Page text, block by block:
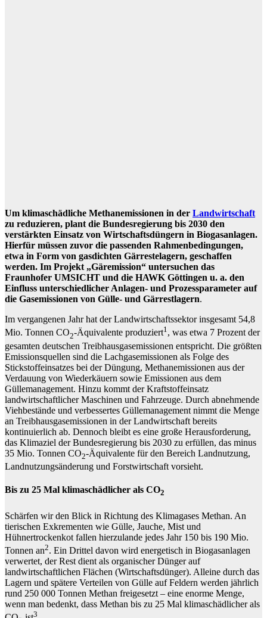
Um klimaschädliche Methanemissionen in der Landwirtschaft
zu reduzieren, plant die Bundesregierung bis 2030 den
verstärkten Einsatz von Wirtschaftsdüngern in Biogasanlagen.
Hierfür müssen zuvor die passenden Rahmenbedingungen,
etwa in Form von gasdichten Gärrestelagern, geschaffen
werden. Im Projekt „Gäremission“ untersuchen das
Fraunhofer UMSICHT und die HAWK Göttingen u. a. den
Einfluss unterschiedlicher Anlagen- und Prozessparameter auf
die Gasemissionen von Gülle- und Gärrestlagern.
Im vergangenen Jahr hat der Landwirtschaftssektor insgesamt 54,8
Mio. Tonnen CO2-Äquivalente produziert1, was etwa 7 Prozent der
gesamten deutschen Treibhausgasemissionen entspricht. Die größten
Emissionsquellen sind die Lachgasemissionen als Folge des
Stickstoffeinsatzes bei der Düngung, Methanemissionen aus der
Verdauung von Wiederkäuern sowie Emissionen aus dem
Güllemanagement. Hinzu kommt der Kraftstoffeinsatz
landwirtschaftlicher Maschinen und Fahrzeuge. Durch abnehmende
Viehbestände und verbessertes Güllemanagement nimmt die Menge
an Treibhausgasemissionen in der Landwirtschaft bereits
kontinuierlich ab. Dennoch bleibt es eine große Herausforderung,
das Klimaziel der Bundesregierung bis 2030 zu erfüllen, das minus
35 Mio. Tonnen CO2-Äquivalente für den Bereich Landnutzung,
Landnutzungsänderung und Forstwirtschaft vorsieht.
Bis zu 25 Mal klimaschädlicher als CO2
Schärfen wir den Blick in Richtung des Klimagases Methan. An
tierischen Exkrementen wie Gülle, Jauche, Mist und
Hühnertrockenkot fallen hierzulande jedes Jahr 150 bis 190 Mio.
Tonnen an2. Ein Drittel davon wird energetisch in Biogasanlagen
verwertet, der Rest dient als organischer Dünger auf
landwirtschaftlichen Flächen (Wirtschaftsdünger). Alleine durch das
Lagern und spätere Verteilen von Gülle auf Feldern werden jährlich
rund 250 000 Tonnen Methan freigesetzt – eine enorme Menge,
wenn man bedenkt, dass Methan bis zu 25 Mal klimaschädlicher als
3